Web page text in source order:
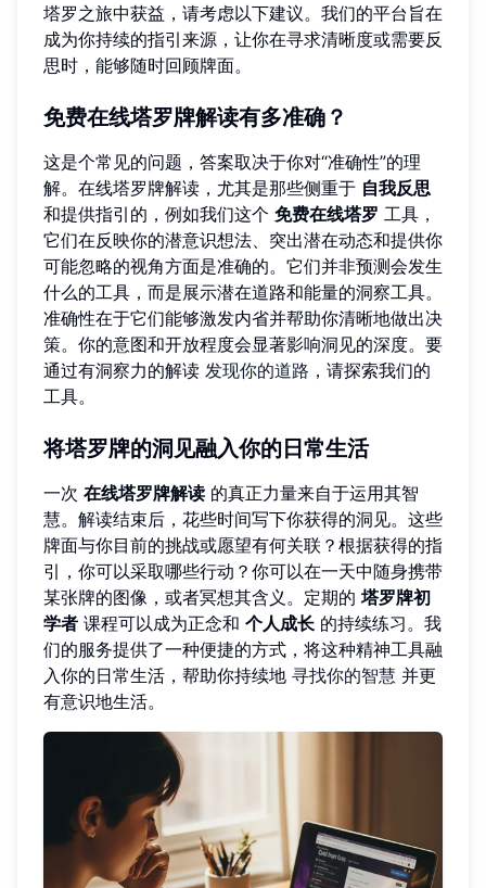
塔罗之旅中获益，请考虑以下建议。我们的平台旨在
成为你持续的指引来源，让你在寻求清晰度或需要反
思时，能够随时回顾牌面。
免费在线塔罗牌解读有多准确？
这是个常见的问题，答案取决于你对“准确性”的理
解。在线塔罗牌解读，尤其是那些侧重于 自我反思
和提供指引的，例如我们这个 免费在线塔罗 工具，
它们在反映你的潜意识想法、突出潜在动态和提供你
可能忽略的视角方面是准确的。它们并非预测会发生
什么的工具，而是展示潜在道路和能量的洞察工具。
准确性在于它们能够激发内省并帮助你清晰地做出决
策。你的意图和开放程度会显著影响洞见的深度。要
通过有洞察力的解读 发现你的道路 ，请探索我们的
工具。
将塔罗牌的洞见融入你的日常生活
一次 在线塔罗牌解读 的真正力量来自于运用其智
慧。解读结束后，花些时间写下你获得的洞见。这些
牌面与你目前的挑战或愿望有何关联？根据获得的指
引，你可以采取哪些行动？你可以在一天中随身携带
某张牌的图像，或者冥想其含义。定期的 塔罗牌初
学者 课程可以成为正念和 个人成长 的持续练习。我
们的服务提供了一种便捷的方式，将这种精神工具融
入你的日常生活，帮助你持续地 寻找你的智慧 并更
有意识地生活。